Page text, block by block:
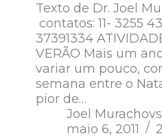
Texto de Dr. Joel
contatos: 11-
37391334
VERÃO Mais um
variar um pouco,
semana entre o
pior de…
Joel
maio 6, 2011